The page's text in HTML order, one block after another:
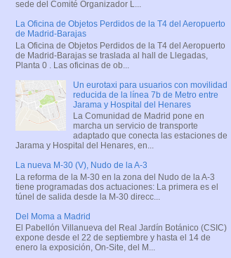
sede del Comité Organizador L...
La Oficina de Objetos Perdidos de la T4 del Aeropuerto
de Madrid-Barajas
La Oficina de Objetos Perdidos de la T4 del Aeropuerto
de Madrid-Barajas se traslada al hall de Llegadas,
Planta 0 . Las oficinas de ob...
Un eurotaxi para usuarios con movilidad
reducida de la línea 7b de Metro entre
Jarama y Hospital del Henares
La Comunidad de Madrid pone en
marcha un servicio de transporte
adaptado que conecta las estaciones de
Jarama y Hospital del Henares, en...
La nueva M-30 (V), Nudo de la A-3
La reforma de la M-30 en la zona del Nudo de la A-3
tiene programadas dos actuaciones: La primera es el
túnel de salida desde la M-30 direcc...
Del Moma a Madrid
El Pabellón Villanueva del Real Jardín Botánico (CSIC)
expone desde el 22 de septiembre y hasta el 14 de
enero la exposición, On-Site, del M...